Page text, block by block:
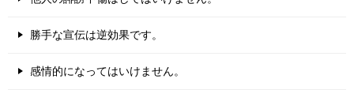
勝手な宣伝は逆効果です。
感情的になってはいけません。